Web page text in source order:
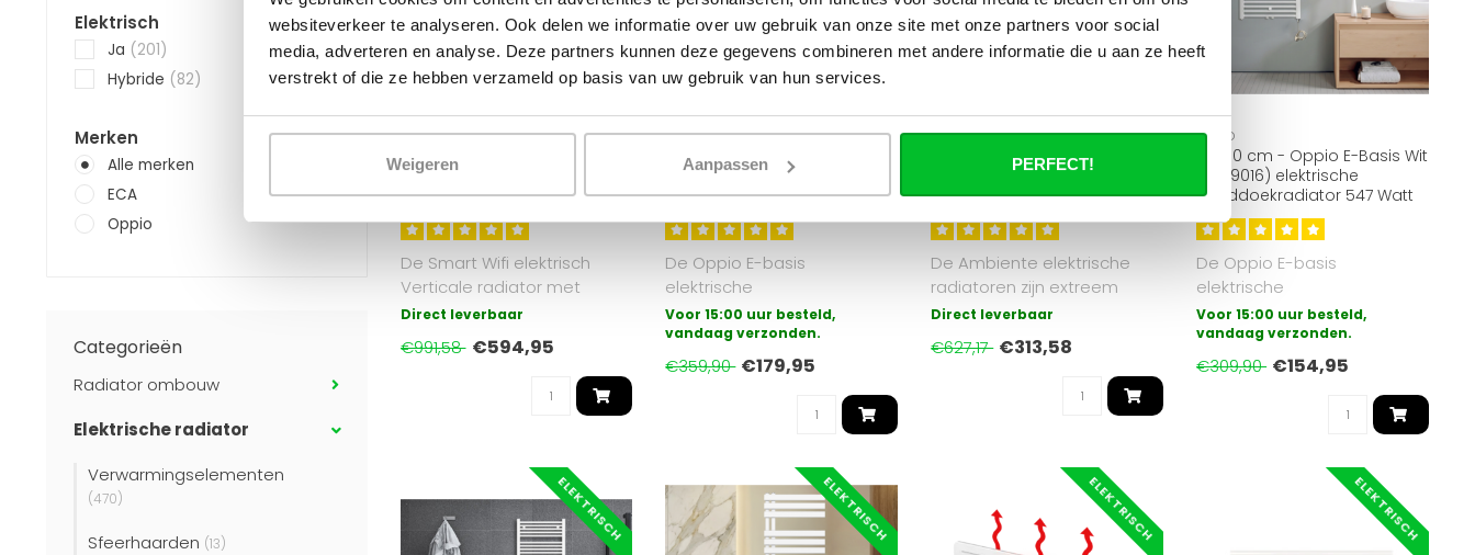
websiteverkeer te analyseren. Ook delen we informatie over uw gebruik van onze site met onze partners voor social
media, adverteren en analyse. Deze partners kunnen deze gegevens combineren met andere informatie die u aan ze heeft
verstrekt of die ze hebben verzameld op basis van uw gebruik van hun services.
Weigeren Aanpassen PERFECT!
Elektrisch
Ja (201)
Hybride (82)
Merken
Alle merken
ECA
Oppio
Categorieën
Radiator ombouw
Elektrische radiator
Verwarmingselementen
(470)
Sfeerhaarden (13)
Gezien op de
ECA
160x40 cm - 1300 Watt Smart
WiFi Vlakke Verticale
elektrische radiator type 20 -
De Smart Wifi elektrisch
Verticale radiator met
draadloze bediening (wifi
Direct leverbaar
€991,58 €594,95
OPPIO
160x40 cm - Oppio E-Basis
Wit (Ral 9016) elektrische
Handdoekradiator 714 Watt
De Oppio E-basis
elektrische
badkamerradiator is de
meest eenvoudige vorm
van el..
Voor 15:00 uur besteld,
vandaag verzonden.
€359,90 €179,95
OPPIO
50x84,4 cm - 2000 Watt
Ambiente elektrische
paneelradiator - Wit (RAL
De Ambiente elektrische
radiatoren zijn extreem
veilig, stil en eenvoudig te
Direct leverbaar
€627,17 €313,58
OPPIO
80x60 cm - Oppio E-Basis Wit
(Ral 9016) elektrische
Handdoekradiator 547 Watt
De Oppio E-basis
elektrische
badkamerradiator is de
meest eenvoudige vorm
van el..
Voor 15:00 uur besteld,
vandaag verzonden.
€309,90 €154,95
ELEKTRISCH ELEKTRISCH ELEKTRISCH ELEKTRISCH